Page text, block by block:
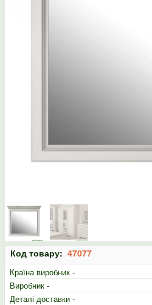
Код товару: 47077
Країна виробник -
Виробник -
Деталі доставки -